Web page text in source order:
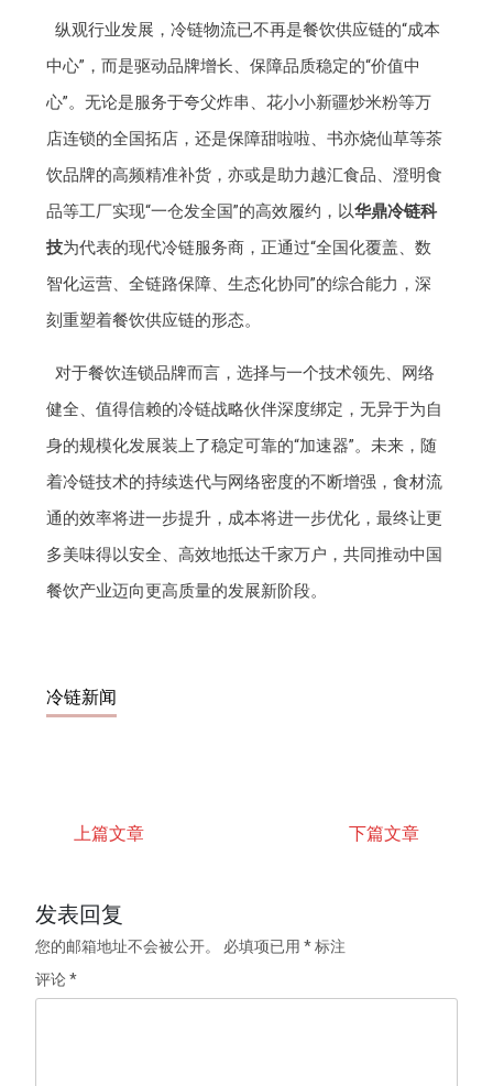
纵观行业发展，冷链物流已不再是餐饮供应链的“成本
中心”，而是驱动品牌增长、保障品质稳定的“价值中
心”。无论是服务于夸父炸串、花小小新疆炒米粉等万
店连锁的全国拓店，还是保障甜啦啦、书亦烧仙草等茶
饮品牌的高频精准补货，亦或是助力越汇食品、澄明食
品等工厂实现“一仓发全国”的高效履约，以华鼎冷链科
技为代表的现代冷链服务商，正通过“全国化覆盖、数
智化运营、全链路保障、生态化协同”的综合能力，深
刻重塑着餐饮供应链的形态。
对于餐饮连锁品牌而言，选择与一个技术领先、网络
健全、值得信赖的冷链战略伙伴深度绑定，无异于为自
身的规模化发展装上了稳定可靠的“加速器”。未来，随
着冷链技术的持续迭代与网络密度的不断增强，食材流
通的效率将进一步提升，成本将进一步优化，最终让更
多美味得以安全、高效地抵达千家万户，共同推动中国
餐饮产业迈向更高质量的发展新阶段。
冷链新闻
上篇文章 下篇文章
发表回复
您的邮箱地址不会被公开。 必填项已用*标注
评论*